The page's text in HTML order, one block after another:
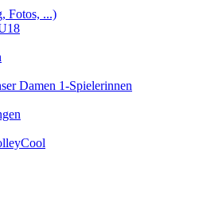
Fotos, ...)
Damen 1-Spielerinnen